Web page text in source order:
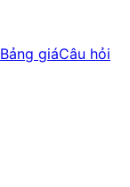
Bảng giáCâu hỏi